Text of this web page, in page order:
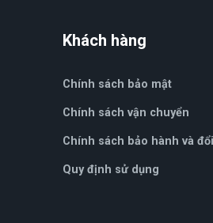
Khách hàng
Chính sách bảo mật
Chính sách vận chuyển
Chính sách bảo hành và
Quy định sử dụng